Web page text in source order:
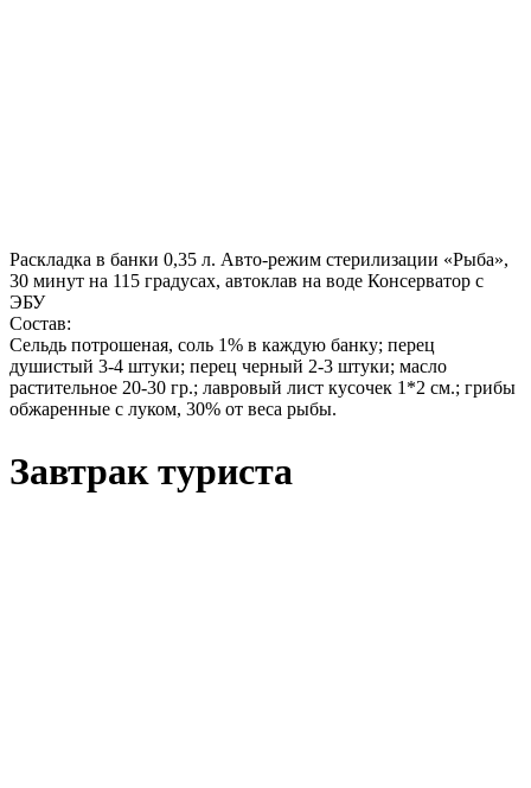
Раскладка в банки 0,35 л. Авто-режим стерилизации «Рыба»,
30 минут на 115 градусах, автоклав на воде Консерватор с
ЭБУ
Состав:
Сельдь потрошеная, соль 1% в каждую банку; перец
душистый 3-4 штуки; перец черный 2-3 штуки; масло
растительное 20-30 гр.; лавровый лист кусочек 1*2 см.; грибы
обжаренные с луком, 30% от веса рыбы.
Завтрак туриста